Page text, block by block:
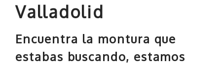
Valladolid
Encuentra la montura que
estabas buscando, estamos